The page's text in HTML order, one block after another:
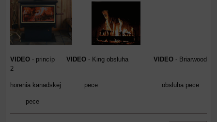
VIDEO - princíp VIDEO - King obsluha VIDEO - Briarwood
2
horenia kanadskej pece obsluha pece
pece